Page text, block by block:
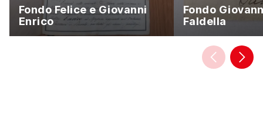
Fondo Felice e Giovanni
Enrico
Fondo
Faldella